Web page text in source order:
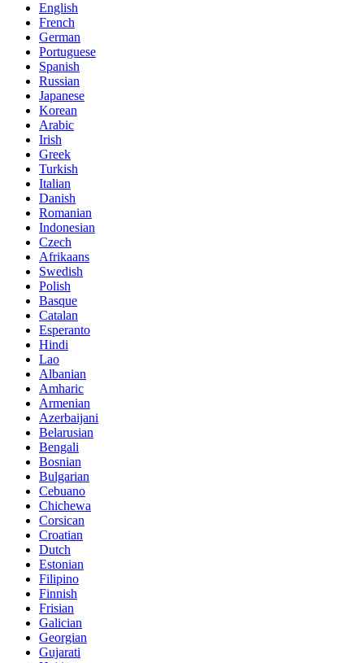
English
French
German
Portuguese
Spanish
Russian
Japanese
Korean
Arabic
Irish
Greek
Turkish
Italian
Danish
Romanian
Indonesian
Czech
Afrikaans
Swedish
Polish
Basque
Catalan
Esperanto
Hindi
Lao
Albanian
Amharic
Armenian
Azerbaijani
Belarusian
Bengali
Bosnian
Bulgarian
Cebuano
Chichewa
Corsican
Croatian
Dutch
Estonian
Filipino
Finnish
Frisian
Galician
Georgian
Gujarati